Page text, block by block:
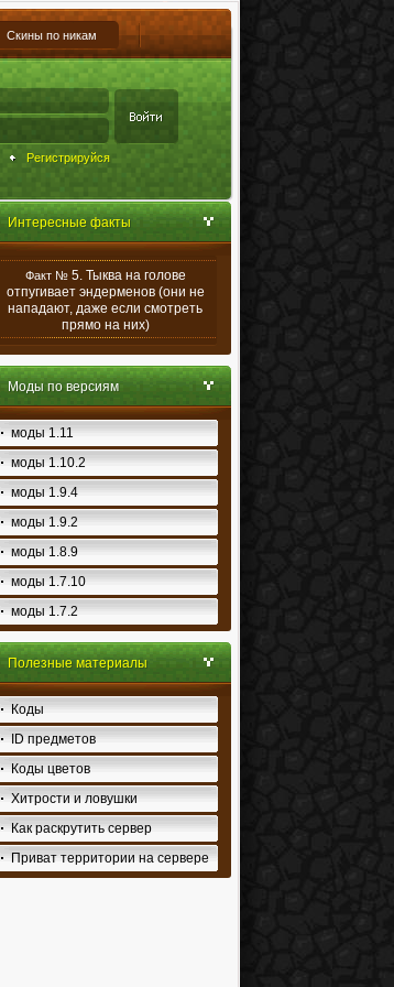
Скины по никам
Регистрируйся
Интересные факты
Факт № 5. Тыква на голове
отпугивает эндерменов (они не
нападают, даже если смотреть
прямо на них)
Моды по версиям
моды 1.11
моды 1.10.2
моды 1.9.4
моды 1.9.2
моды 1.8.9
моды 1.7.10
моды 1.7.2
Полезные материалы
Коды
ID предметов
Коды цветов
Хитрости и ловушки
Как раскрутить сервер
Приват территории на сервере